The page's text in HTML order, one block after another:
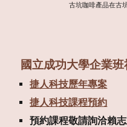
古坑咖啡產品在古
國立成功大學企業
捷人科技歷年專案
捷人科技課程預約
預約課程敬請詢洽賴